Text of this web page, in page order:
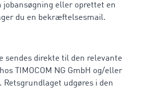
jobansøgning eller oprettet en
du en bekræftelsesmail.
sendes direkte til den relevante
TIMOCOM NG GmbH og/eller
Retsgrundlaget udgøres i den